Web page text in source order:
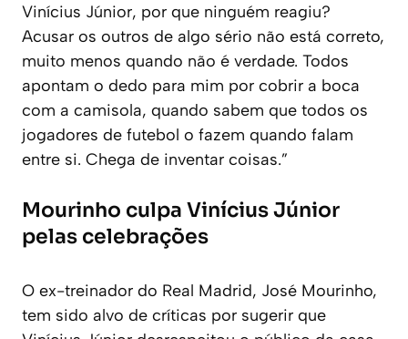
Vinícius Júnior, por que ninguém reagiu?
Acusar os outros de algo sério não está correto,
muito menos quando não é verdade. Todos
apontam o dedo para mim por cobrir a boca
com a camisola, quando sabem que todos os
jogadores de futebol o fazem quando falam
entre si. Chega de inventar coisas.”
Mourinho culpa Vinícius Júnior
pelas celebrações
O ex-treinador do Real Madrid, José Mourinho,
tem sido alvo de críticas por sugerir que